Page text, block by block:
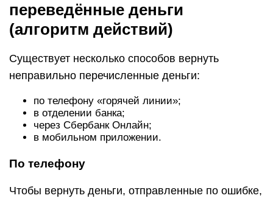
переведённые деньги
(алгоритм действий)
Существует несколько способов вернуть
неправильно перечисленные деньги:
по телефону «горячей линии»;
в отделении банка;
через Сбербанк Онлайн;
в мобильном приложении.
По телефону
Чтобы вернуть деньги, отправленные по ошибке,